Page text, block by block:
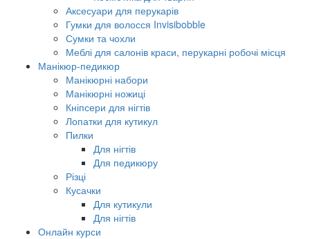
Аксесуари для перукарів
Гумки для волосся Invisibobble
Сумки та чохли
Меблі для салонів краси, перукарні робочі місця
Манікюр-педикюр
Манікюрні набори
Манікюрні ножиці
Кніпсери для нігтів
Лопатки для кутикул
Пилки
Для нігтів
Для педикюру
Різці
Кусачки
Для кутикули
Для нігтів
Онлайн курси